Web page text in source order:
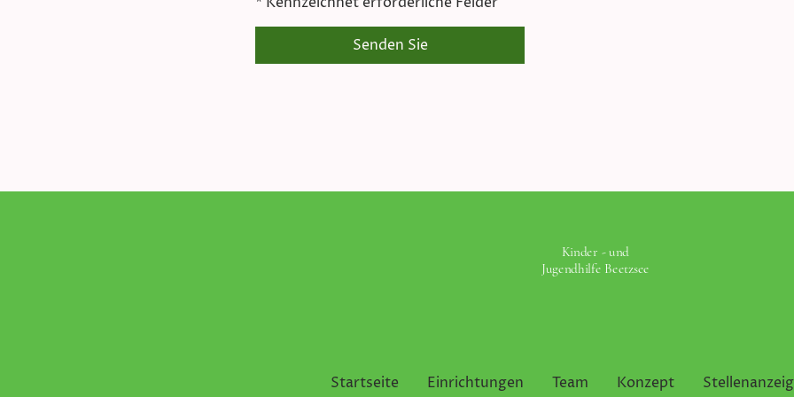
Senden Sie
Kinder - und
Jugendhilfe Beetzsee
Startseite Einrichtungen Team Konzept